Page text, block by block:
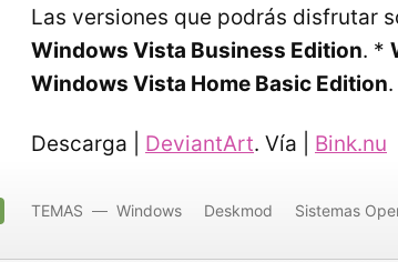
Las versiones que podrás disfrutar
Windows Vista Business Edition. *
Windows Vista Home Basic Edition.
Descarga | DeviantArt. Vía | Bink.nu
TEMAS Windows Deskmod Sistemas